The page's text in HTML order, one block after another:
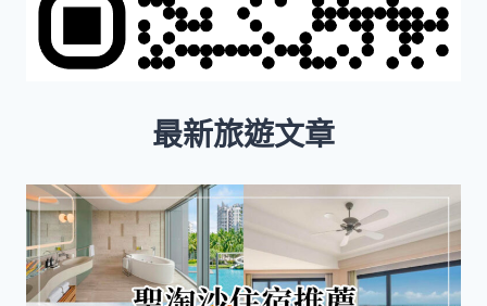
最新旅遊文章